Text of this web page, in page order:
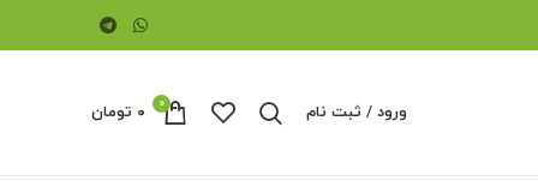
ورود / ثبت نام 0 ۰ تومان